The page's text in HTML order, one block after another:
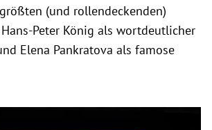
(und rollendeckenden)
Peter König als wortdeutlicher
Elena Pankratova als famose